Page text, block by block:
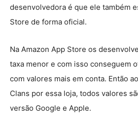
desenvolvedora é que ele também
Store de forma oficial.
Na Amazon App Store os
taxa menor e com isso conseguem
com valores mais em conta. Então
Clans por essa loja, todos valores
versão Google e Apple.